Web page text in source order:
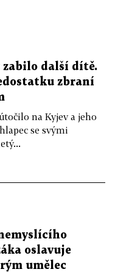
zabilo další dítě.
zbraní
na Kyjev a jeho
se svými
oslavuje
umělec